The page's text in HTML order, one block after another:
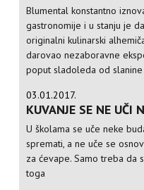
Blumental konstantno
gastronomije i u stanju je
originalni kulinarski
darovao nezaboravne
poput sladoleda od
03.01.2017.
KUVANJE SE NE UČI
U školama se uče neke
spremati, a ne uče se
za ćevape. Samo treba da
toga